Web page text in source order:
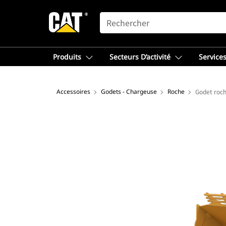
SEARCH
Produits Secteurs D’activité
Accessoires Godets - Chargeuse Roche Godet